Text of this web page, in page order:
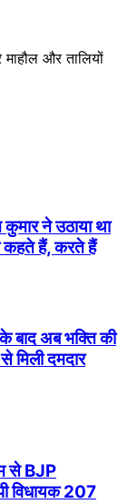
और तालियों
ने उठाया था
कहते हैं, करते हैं
बाद अब भक्ति की
मिली दमदार
से BJP
विधायक 207